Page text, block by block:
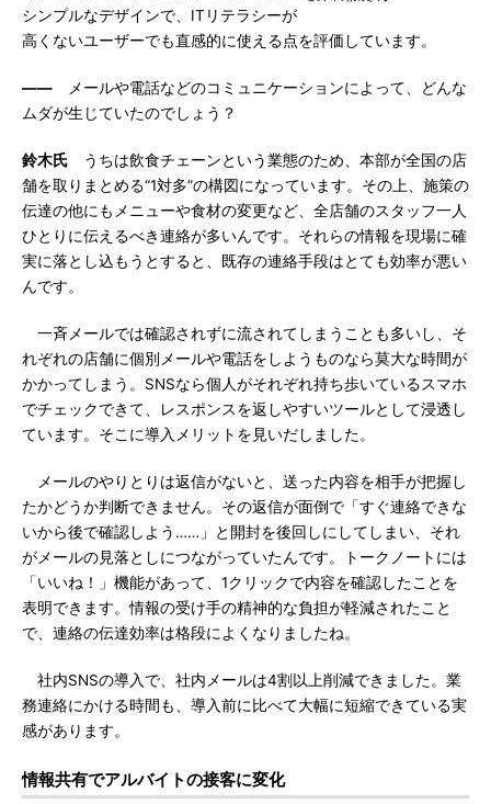
シンプルなデザインで、ITリテラシーが
高くないユーザーでも直感的に使える点を評価しています。
―― メールや電話などのコミュニケーションによって、どんな
ムダが生じていたのでしょう？
鈴木氏 うちは飲食チェーンという業態のため、本部が全国の店
舗を取りまとめる“1対多”の構図になっています。その上、施策の
伝達の他にもメニューや食材の変更など、全店舗のスタッフ一人
ひとりに伝えるべき連絡が多いんです。それらの情報を現場に確
実に落とし込もうとすると、既存の連絡手段はとても効率が悪い
んです。
一斉メールでは確認されずに流されてしまうことも多いし、そ
れぞれの店舗に個別メールや電話をしようものなら莫大な時間が
かかってしまう。SNSなら個人がそれぞれ持ち歩いているスマホ
でチェックできて、レスポンスを返しやすいツールとして浸透し
ています。そこに導入メリットを見いだしました。
メールのやりとりは返信がないと、送った内容を相手が把握し
たかどうか判断できません。その返信が面倒で「すぐ連絡できな
いから後で確認しよう……」と開封を後回しにしてしまい、それ
がメールの見落としにつながっていたんです。トークノートには
「いいね！」機能があって、1クリックで内容を確認したことを
表明できます。情報の受け手の精神的な負担が軽減されたこと
で、連絡の伝達効率は格段によくなりましたね。
社内SNSの導入で、社内メールは4割以上削減できました。業
務連絡にかける時間も、導入前に比べて大幅に短縮できている実
感があります。
情報共有でアルバイトの接客に変化